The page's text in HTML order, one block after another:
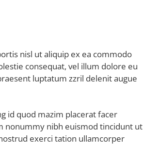
nisl ut aliquip ex ea commodo
consequat, vel illum dolore eu
luptatum zzril delenit augue
id quod mazim placerat facer
nonummy nibh euismod tincidunt ut
exerci tation ullamcorper